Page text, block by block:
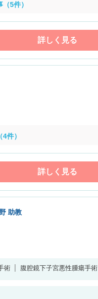
5件）
詳しく見る
件）
詳しく見る
助教
術 腹腔鏡下子宮悪性腫瘍手術